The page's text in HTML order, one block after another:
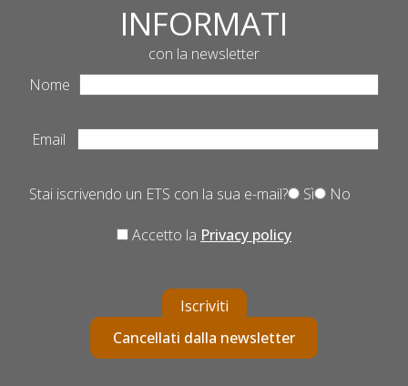
INFORMATI
con la newsletter
Nome
Email
Stai iscrivendo un ETS con la sua e-mail? Sì No
Accetto la Privacy policy
Iscriviti
Cancellati dalla newsletter